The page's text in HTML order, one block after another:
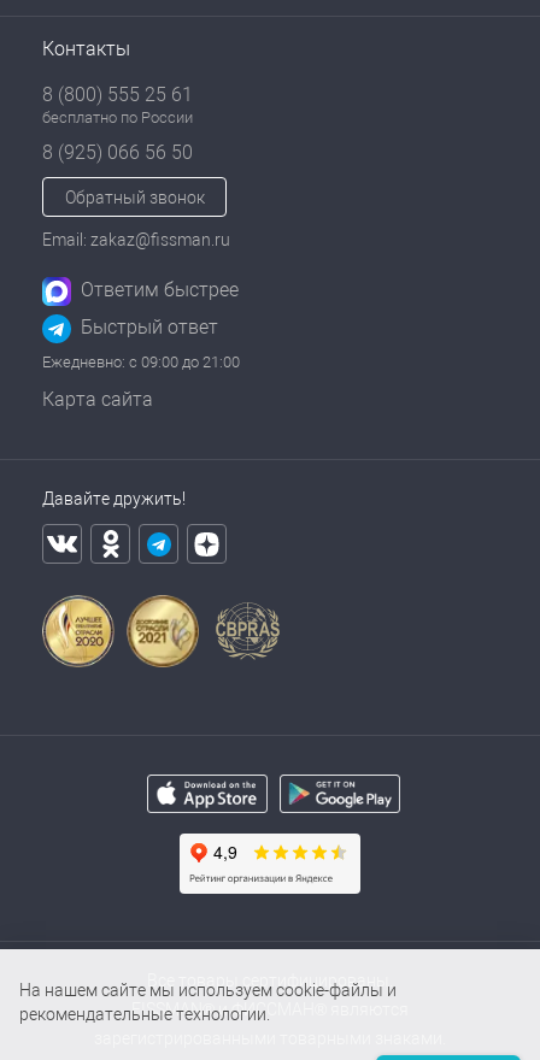
Контакты
8 (800) 555 25 61
бесплатно по России
8 (925) 066 56 50
Обратный звонок
Email: zakaz@fissman.ru
Ответим быстрее
Быстрый ответ
Ежедневно: с 09:00 до 21:00
Карта сайта
Давайте дружить!
Все товары сертифицированы.
FISSMAN® и ФИССМАН® являются
На нашем сайте мы используем cookie-файлы и
рекомендательные технологии.